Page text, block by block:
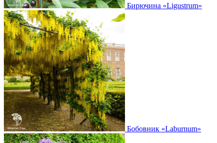
Бирючина «Ligustrum»
Бобовник «Laburnum»